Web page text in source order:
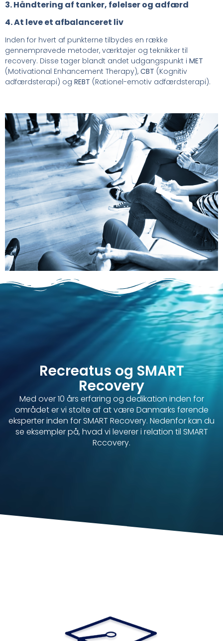
3. Håndtering af tanker, følelser og adfærd
4. At leve et afbalanceret liv
Inden for hvert af punkterne tilbydes en række
gennemprøvede metoder, værktøjer og teknikker til
recovery. Disse tager blandt andet udgangspunkt i MET
(Motivational Enhancement Therapy), CBT (Kognitiv
adfærdsterapi) og REBT (Rationel-emotiv adfærdsterapi).
Recreatus og SMART
Recovery
Med over 10 års erfaring og dedikation inden for
området er vi stolte af at være Danmarks førende
eksperter inden for SMART Recovery. Nedenfor kan du
se eksempler på, hvad vi leverer i relation til SMART
Rccovery.